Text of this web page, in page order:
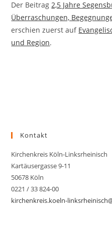
Der Beitrag2,5 Jahre
Überraschungen,
erschien zuerst auf
und Region.
Kontakt
Kirchenkreis Köln-Linksrheinisch
Kartäusergasse 9-11
50678 Köln
0221 / 33 824-00
kirchenkreis.koeln-